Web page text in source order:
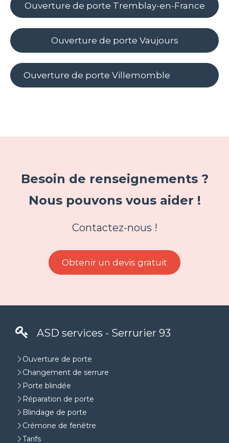
Ouverture de porte Tremblay-en-France
Ouverture de porte Vaujours
Ouverture de porte Villemomble
Besoin de renseignements ?
Nous pouvons vous aider !
Contactez-nous !
Obtenir un devis gratuit
ASD services - Serrurier 93
Ouverture de porte
Changement de serrure
Porte blindée
Réparation de porte
Blindage de porte
Crémone de fenêtre
Tarifs